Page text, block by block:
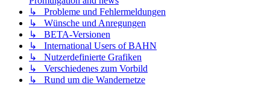
↳ Probleme und Fehlermeldungen
↳ Wünsche und Anregungen
↳ BETA-Versionen
↳ International Users of BAHN
↳ Nutzerdefinierte Grafiken
↳ Verschiedenes zum Vorbild
↳ Rund um die Wandernetze